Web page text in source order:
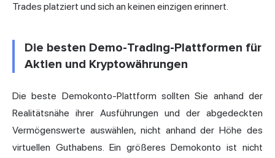
Trades platziert und sich an keinen einzigen erinnert.
Die besten Demo-Trading-Plattformen für
Aktien und Kryptowährungen
Die beste Demokonto-Plattform sollten Sie anhand der
Realitätsnähe ihrer Ausführungen und der abgedeckten
Vermögenswerte auswählen, nicht anhand der Höhe des
virtuellen Guthabens. Ein größeres Demokonto ist nicht